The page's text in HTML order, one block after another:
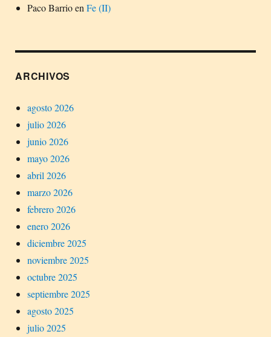
Paco Barrioen Fe (II)
ARCHIVOS
agosto 2026
julio 2026
junio 2026
mayo 2026
abril 2026
marzo 2026
febrero 2026
enero 2026
diciembre 2025
noviembre 2025
octubre 2025
septiembre 2025
agosto 2025
julio 2025